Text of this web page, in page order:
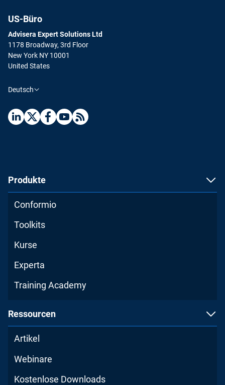
US-Büro
Advisera Expert Solutions Ltd
1178 Broadway, 3rd Floor
New York NY 10001
United States
Deutsch
Produkte
Conformio
Toolkits
Kurse
Experta
Training Academy
Ressourcen
Artikel
Webinare
Kostenlose Downloads